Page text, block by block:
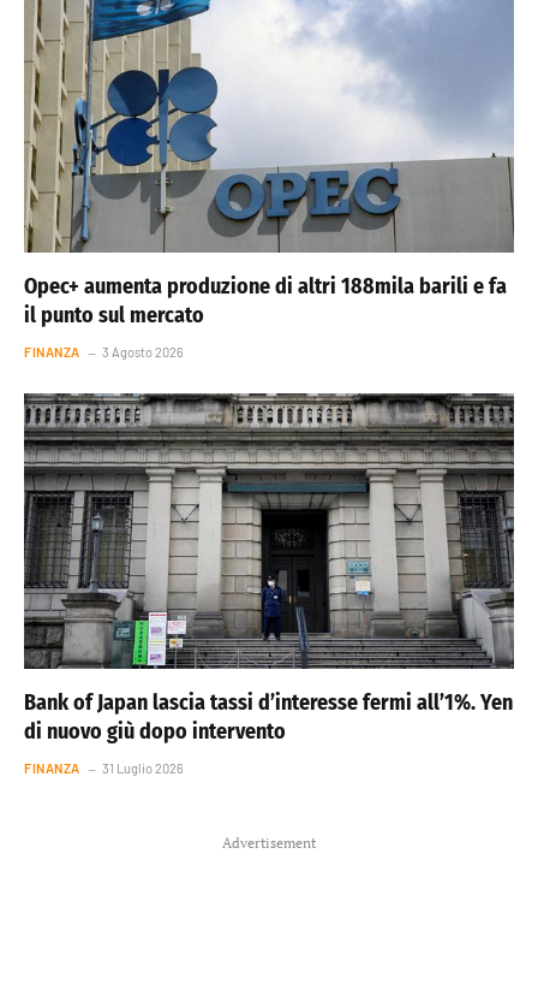
Opec+ aumenta produzione di altri 188mila barili e fa
il punto sul mercato
FINANZA 3 Agosto 2026
Bank of Japan lascia tassi d’interesse fermi all’1%. Yen
di nuovo giù dopo intervento
FINANZA 31 Luglio 2026
Advertisement